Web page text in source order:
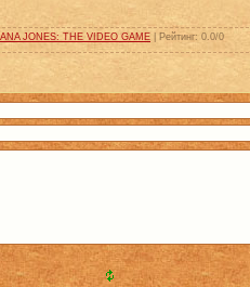
JONES: THE VIDEO GAME Рейтинг: 0.0/0